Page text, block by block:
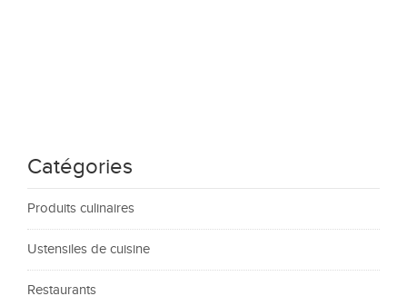
Catégories
Produits culinaires
Ustensiles de cuisine
Restaurants